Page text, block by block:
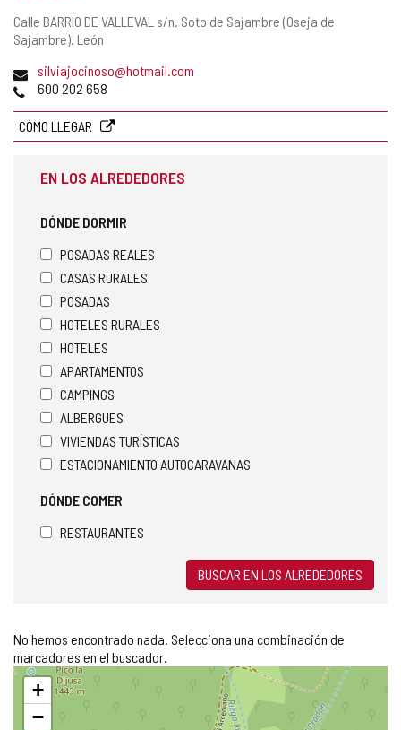
Dirección
postal
Calle BARRIO DE VALLEVAL s/n. Soto de Sajambre (Oseja de
Sajambre). León
Dirección
de
electrónico
silviajocinoso@hotmail.com
Teléfonos
600 202 658
CÓMO LLEGAR
EN LOS ALREDEDORES
DÓNDE DORMIR
POSADAS REALES
CASAS RURALES
POSADAS
HOTELES RURALES
HOTELES
APARTAMENTOS
CAMPINGS
ALBERGUES
VIVIENDAS TURÍSTICAS
ESTACIONAMIENTO AUTOCARAVANAS
DÓNDE COMER
RESTAURANTES
BUSCAR EN LOS ALREDEDORES
No hemos encontrado nada. Selecciona una combinación de
marcadores en el buscador.
Saltar
mapa
+
−